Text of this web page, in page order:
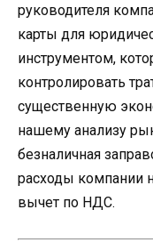
руководителя
карты для
инструментом,
контролировать
существенную
нашему анализу
безналичная
расходы компании
вычет по НДС.